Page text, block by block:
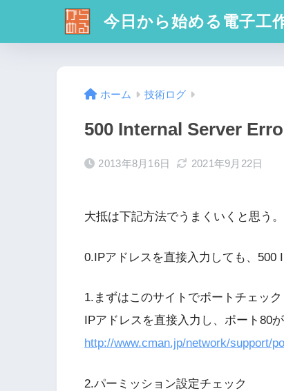
今日から始める電子工
ホーム 技術ログ
500 Internal Server
2013年8月16日 2021年9月22日
大抵は下記方法でうまくいくと思う。
0.IPアドレスを直接入力しても、500
1.まずはこのサイトでポートチェック
IPアドレスを直接入力し、ポート80
http://www.cman.jp/network/support/
2.パーミッション設定チェック